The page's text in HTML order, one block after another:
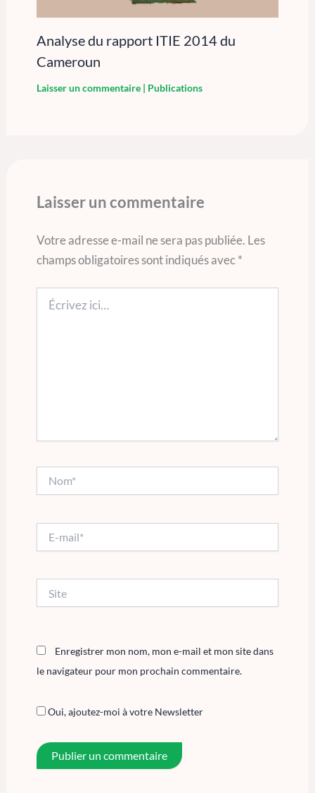
Analyse du rapport ITIE 2014 du
Cameroun
Laisser un commentaire | Publications
Laisser un commentaire
Votre adresse e-mail ne sera pas publiée. Les
champs obligatoires sont indiqués avec*
ici…
mail*
Enregistrer mon nom, mon e-mail et mon site dans
le navigateur pour mon prochain commentaire.
Oui, ajoutez-moi à votre Newsletter